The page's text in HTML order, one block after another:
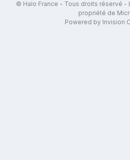
© Halo France - Tous droits réservé -
propriété de
Powered by Invision